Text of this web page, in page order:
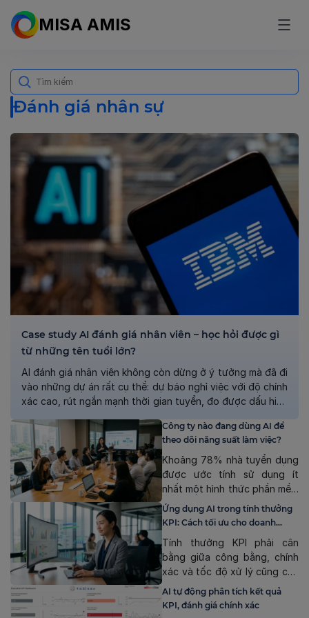
MISA AMIS
Đánh giá nhân sự
Search
for:
Case study AI đánh giá nhân viên – học hỏi được gì
từ những tên tuổi lớn?
AI đánh giá nhân viên không còn dừng ở ý tưởng mà đã đi
vào những dự án rất cụ thể: dự báo nghỉ việc với độ chính
xác cao, rút ngắn mạnh thời gian tuyển, đo được dấu hiệu
Những Case study AI […]
Công ty nào đang dùng AI để
theo dõi năng suất làm việc?
Khoảng 78% nhà tuyển dụng
được ước tính sử dụng ít
nhất một hình thức phần mềm
giám sát nhân viên vào năm
2026, theo khảo sát của
Gartner. Câu hỏi nhiều người
đặt ra là: vậy những công ty
nào, trong những lĩnh vực
nào đang ứng dụng […]
Ứng dụng AI trong tính thưởng
KPI: Cách tối ưu cho doanh
nghiệp
Tính thưởng KPI phải cân
bằng giữa công bằng, chính
xác và tốc độ xử lý cũng cần
nhanh chóng. Ứng dụng AI
trong tính thưởng KPI có thể
AI tự động phân tích kết quả
KPI, đánh giá chính xác